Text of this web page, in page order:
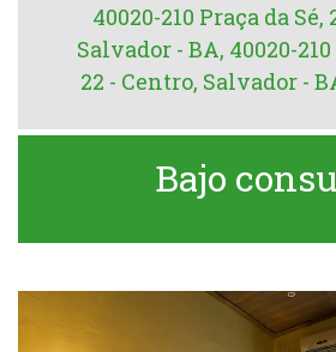
40020-210 Praça da Sé,
Salvador - BA, 40020-210
22 - Centro, Salvador -
Bajo